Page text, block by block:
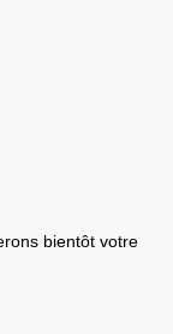
bientôt votre